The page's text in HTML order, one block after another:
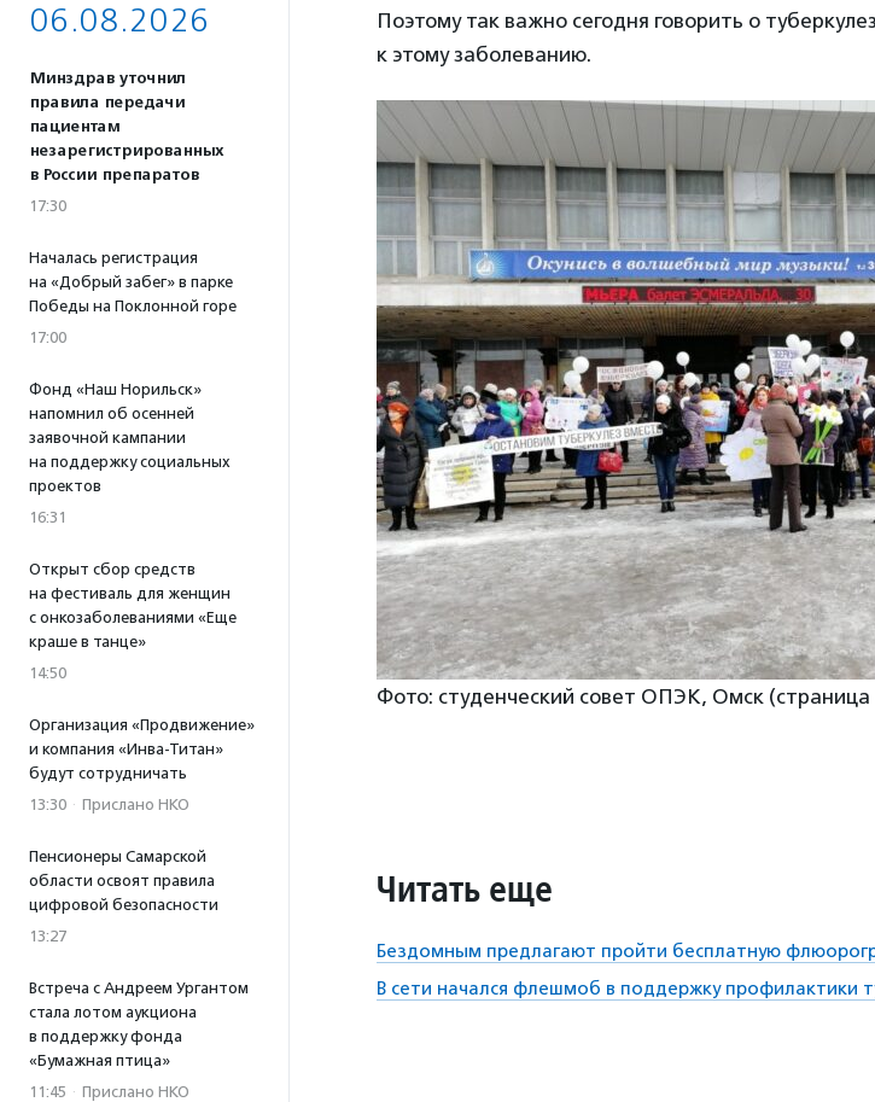
06.08.2026
Минздрав уточнил
правила передачи
пациентам
незарегистрированных
в России препаратов
17:30
Началась регистрация
на «Добрый забег» в парке
Победы на Поклонной горе
17:00
Фонд «Наш Норильск»
напомнил об осенней
заявочной кампании
на поддержку социальных
проектов
16:31
Открыт сбор средств
на фестиваль для женщин
с онкозаболеваниями «Еще
краше в танце»
14:50
Организация «Продвижение»
и компания «Инва-Титан»
будут сотрудничать
13:30 · Прислано НКО
Пенсионеры Самарской
области освоят правила
цифровой безопасности
13:27
Встреча с Андреем Ургантом
стала лотом аукциона
в поддержку фонда
«Бумажная птица»
11:45 · Прислано НКО
Поэтому так важно сегодня говорить о
к этому заболеванию.
Фото: студенческий совет ОПЭК, Омск (страница
Читать еще
Бездомным предлагают пройти бесплатную
В сети начался флешмоб в поддержку профилактики